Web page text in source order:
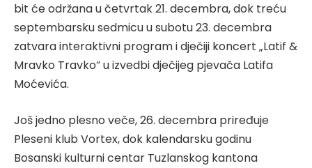
bit će održana u četvrtak 21. decembra, dok treću
septembarsku sedmicu u subotu 23. decembra
zatvara interaktivni program i dječiji koncert „Latif &
Mravko Travko“ u izvedbi dječijeg pjevača Latifa
Moćevića.
Još jedno plesno veče, 26. decembra priređuje
Pleseni klub Vortex, dok kalendarsku godinu
Bosanski kulturni centar Tuzlanskog kantona